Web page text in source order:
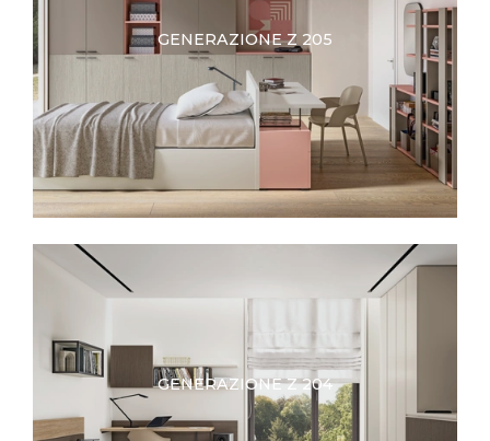
GENERAZIONE Z 205
GENERAZIONE Z 204